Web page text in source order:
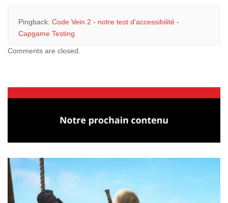
Pingback: Code Vein 2 - notre test d'accessibilité -
Capgame Testing
Comments are closed.